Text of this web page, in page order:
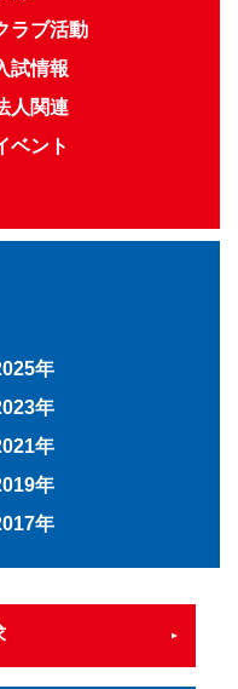
ラブ活動
試情報
人関連
ベント